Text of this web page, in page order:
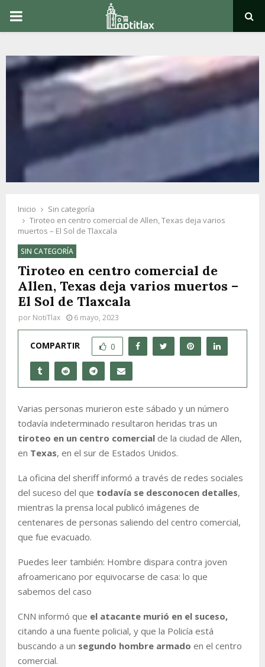
PRIMARY
Inicio
Sin categoría
Tiroteo en centro comercial de Allen, Texas deja varios
muertos – El Sol de Tlaxcala
SIN CATEGORÍA
Tiroteo en centro comercial de
Allen, Texas deja varios muertos –
El Sol de Tlaxcala
por NotiTlax 6 mayo, 2023
COMPARTIR 0
Varias personas murieron este sábado y un número
todavía indeterminado resultaron heridas tras un
tiroteo en un centro comercial de la ciudad de Allen,
en Texas, en el sur de Estados Unidos.
La oficina del sheriff informó a través de redes sociales
del suceso del que todavía se desconocen detalles,
mientras la prensa local publicó imágenes de
centenares de personas saliendo del centro comercial,
que fue evacuado.
Puedes leer también: Hombre dispara contra joven
afroamericano por equivocarse de casa: lo que
sabemos del caso
CNN informó que el atacante murió en el suceso,
citando a una fuente policial, y que la Policía está
buscando a un segundo hombre armado en el centro
comercial.